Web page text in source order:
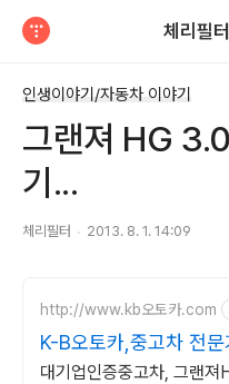
체리필
인생이야기/자동차 이야기
그랜져 HG
기...
체리필터 2013. 8. 1. 14:09
http://www.kb오토카.com
K-B오토카,중고차 전문
대기업인증중고차, 그랜져